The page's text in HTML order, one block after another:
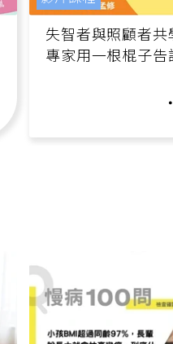
失智者與照顧者
專家用一根棍子告
轉退化大腦（線
影片課程